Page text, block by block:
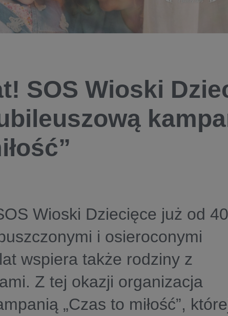
SOS Wioski
Wioski Dziecięce już od 40
i osieroconymi
wspiera także rodziny z
Z tej okazji organizacja
„Czas to miłość”,